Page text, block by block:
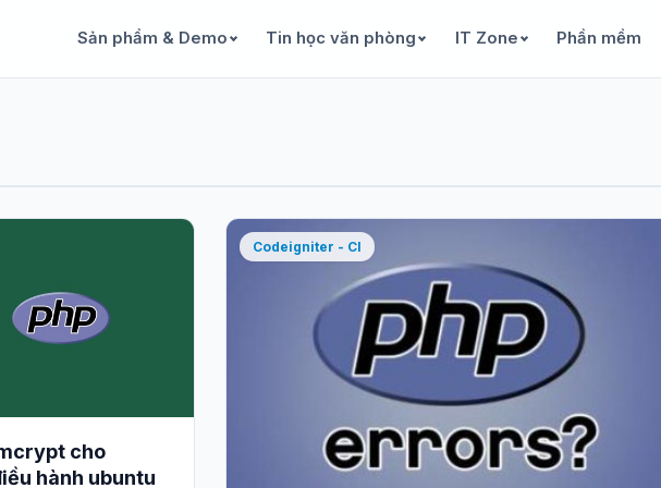
Sản phẩm & Demo Tin học văn phòng IT Zone Phần mềm
cho
hành ubuntu
Codeigniter - CI